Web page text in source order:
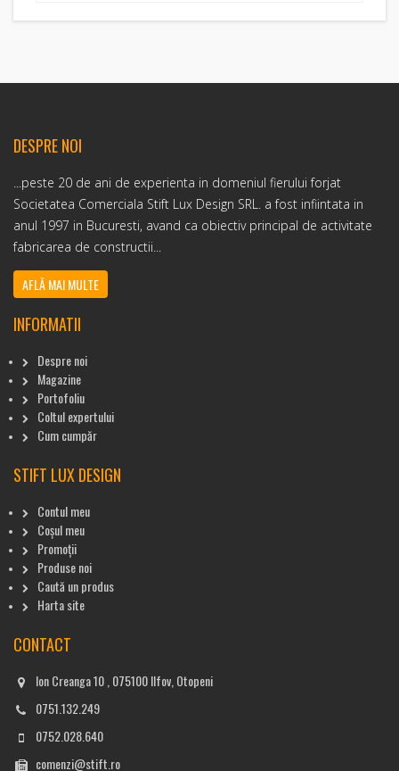
DESPRE NOI
...peste 20 de ani de experienta in domeniul fierului forjat
Societatea Comerciala Stift Lux Design SRL. a fost infiintata in
anul 1997 in Bucuresti, avand ca obiectiv principal de activitate
fabricarea de constructii...
AFLĂ MAI MULTE
INFORMATII
Despre noi
Magazine
Portofoliu
Coltul expertului
Cum cumpăr
STIFT LUX DESIGN
Contul meu
Coșul meu
Promoții
Produse noi
Caută un produs
Harta site
CONTACT
Ion Creanga 10 , 075100 Ilfov, Otopeni
0751.132.249
0752.028.640
comenzi@stift.ro